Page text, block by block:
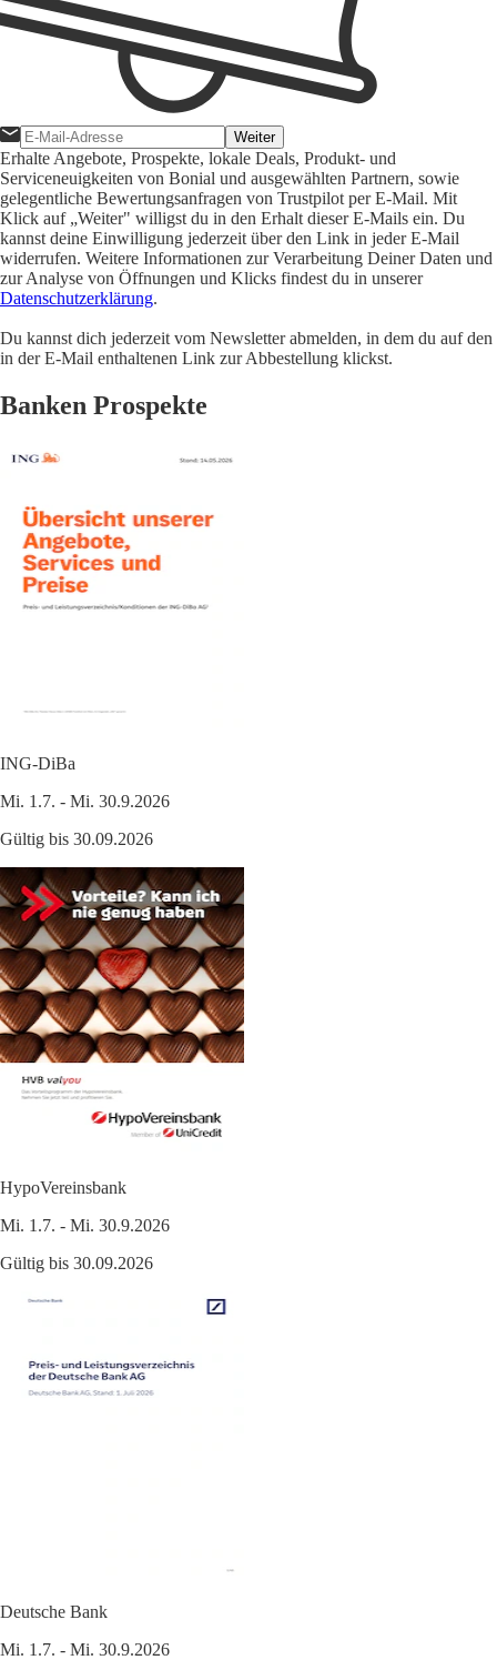
Weiter
Erhalte Angebote, Prospekte, lokale Deals, Produkt- und
Serviceneuigkeiten von Bonial und ausgewählten Partnern, sowie
gelegentliche Bewertungsanfragen von Trustpilot per E-Mail. Mit
Klick auf „Weiter" willigst du in den Erhalt dieser E-Mails ein. Du
kannst deine Einwilligung jederzeit über den Link in jeder E-Mail
widerrufen. Weitere Informationen zur Verarbeitung Deiner Daten und
zur Analyse von Öffnungen und Klicks findest du in unserer
Datenschutzerklärung.
Du kannst dich jederzeit vom Newsletter abmelden, in dem du auf den
in der E-Mail enthaltenen Link zur Abbestellung klickst.
Banken Prospekte
ING-DiBa
Mi. 1.7. - Mi. 30.9.2026
Gültig bis 30.09.2026
HypoVereinsbank
Mi. 1.7. - Mi. 30.9.2026
Gültig bis 30.09.2026
Deutsche Bank
Mi. 1.7. - Mi. 30.9.2026